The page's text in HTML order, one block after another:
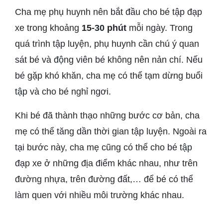
Cha mẹ phụ huynh nên bắt đầu cho bé tập đạp
xe trong khoảng 15-30 phút mỗi ngày. Trong
quá trình tập luyện, phụ huynh cần chú ý quan
sát bé và động viên bé không nên nản chí. Nếu
bé gặp khó khăn, cha mẹ có thể tạm dừng buổi
tập và cho bé nghỉ ngơi.
Khi bé đã thành thạo những bước cơ bản, cha
mẹ có thể tăng dần thời gian tập luyện. Ngoài ra
tại bước này, cha mẹ cũng có thể cho bé tập
đạp xe ở những địa điểm khác nhau, như trên
đường nhựa, trên đường đất,… để bé có thể
làm quen với nhiều môi trường khác nhau.